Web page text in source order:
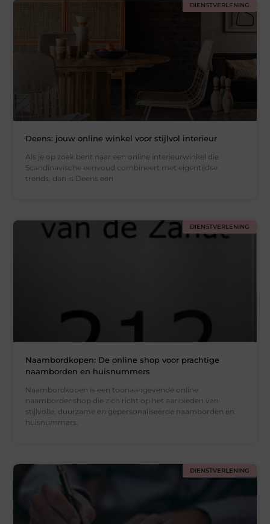
DIENSTVERLENING
Deens: jouw online winkel voor stijlvol interieur
Als je op zoek bent naar een online interieurwinkel die
Scandinavische eenvoud combineert met eigentijdse
trends, dan is Deens een
DIENSTVERLENING
Naambordkopen: De online shop voor prachtige
naamborden en huisnummers
Naambordkopen is een toonaangevende online
naambordenshop die zich richt op het aanbieden van
stijlvolle, duurzame en gepersonaliseerde naamborden en
huisnummers.
DIENSTVERLENING